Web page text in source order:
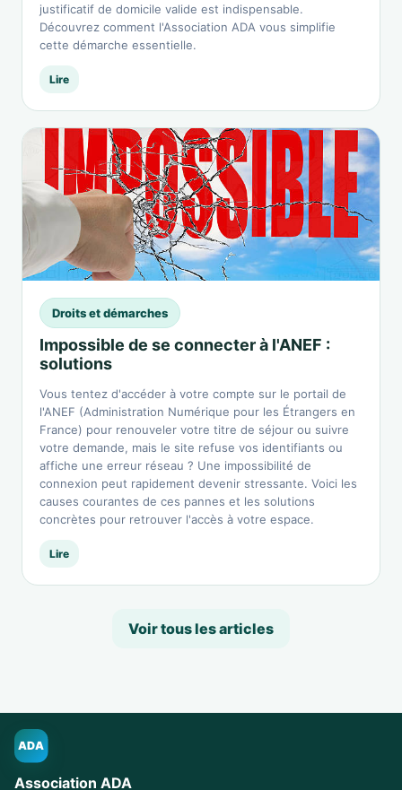
justificatif de domicile valide est indispensable.
Découvrez comment l'Association ADA vous simplifie
cette démarche essentielle.
Lire
Droits et démarches
Impossible de se connecter à l'ANEF :
solutions
Vous tentez d'accéder à votre compte sur le portail de
l'ANEF (Administration Numérique pour les Étrangers en
France) pour renouveler votre titre de séjour ou suivre
votre demande, mais le site refuse vos identifiants ou
affiche une erreur réseau ? Une impossibilité de
connexion peut rapidement devenir stressante. Voici les
causes courantes de ces pannes et les solutions
concrètes pour retrouver l'accès à votre espace.
Lire
Voir tous les articles
ADA
Association ADA